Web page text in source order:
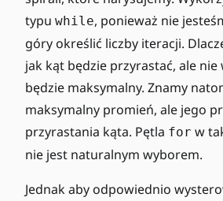
typu while, ponieważ nie
góry określić liczby iteracji.
jak kąt będzie przyrastać, ale nie
będzie maksymalny. Znamy
maksymalny promień, ale jego
przyrastania kąta. Pętla for w
nie jest naturalnym wyborem.
Jednak aby odpowiednio